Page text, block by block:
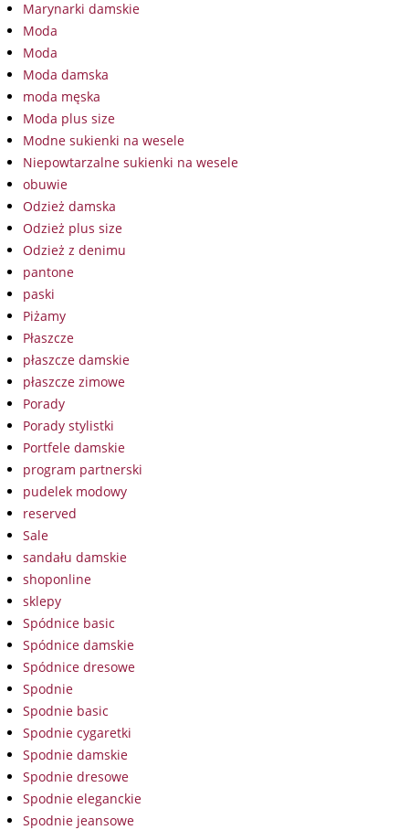
Marynarki damskie
Moda
Moda
Moda damska
moda męska
Moda plus size
Modne sukienki na wesele
Niepowtarzalne sukienki na wesele
obuwie
Odzież damska
Odzież plus size
Odzież z denimu
pantone
paski
Piżamy
Płaszcze
płaszcze damskie
płaszcze zimowe
Porady
Porady stylistki
Portfele damskie
program partnerski
pudelek modowy
reserved
Sale
sandału damskie
shoponline
sklepy
Spódnice basic
Spódnice damskie
Spódnice dresowe
Spodnie
Spodnie basic
Spodnie cygaretki
Spodnie damskie
Spodnie dresowe
Spodnie eleganckie
Spodnie jeansowe